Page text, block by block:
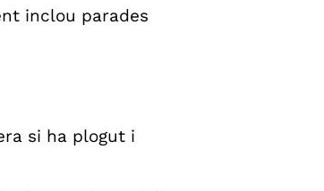
inclou parades
si ha plogut i